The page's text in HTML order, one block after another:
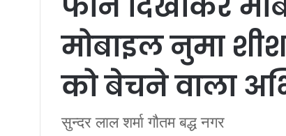
मोबाइल नुमा
को बेचने वाला
सुन्दर लाल शर्मा गौतम बद्ध नगर